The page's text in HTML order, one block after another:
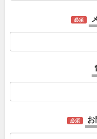
必須
必須 お